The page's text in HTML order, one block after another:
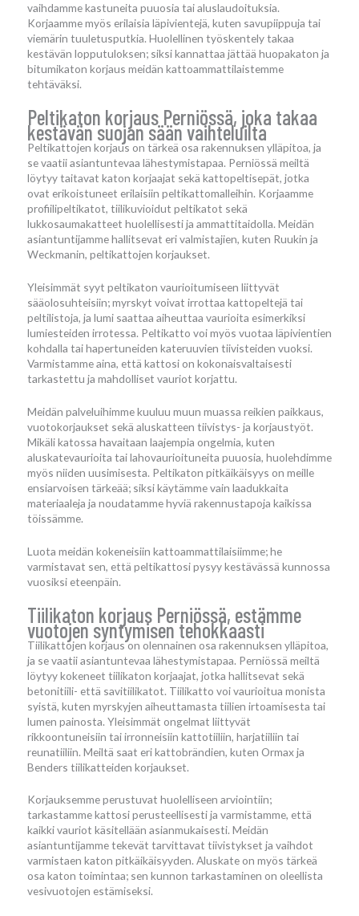
vaihdamme kastuneita puuosia tai aluslaudoituksia.
Korjaamme myös erilaisia läpivientejä, kuten savupiippuja tai
viemärin tuuletusputkia. Huolellinen työskentely takaa
kestävän lopputuloksen; siksi kannattaa jättää huopakaton ja
bitumikaton korjaus meidän kattoammattilaistemme
tehtäväksi.
Peltikaton korjaus Perniössä, joka takaa
kestävän suojan sään vaihteluilta
Peltikattojen korjaus on tärkeä osa rakennuksen ylläpitoa, ja
se vaatii asiantuntevaa lähestymistapaa. Perniössä meiltä
löytyy taitavat katon korjaajat sekä kattopeltisepät, jotka
ovat erikoistuneet erilaisiin peltikattomalleihin. Korjaamme
profiilipeltikatot, tiilikuvioidut peltikatot sekä
lukkosaumakatteet huolellisesti ja ammattitaidolla. Meidän
asiantuntijamme hallitsevat eri valmistajien, kuten Ruukin ja
Weckmanin, peltikattojen korjaukset.
Yleisimmät syyt peltikaton vaurioitumiseen liittyvät
sääolosuhteisiin; myrskyt voivat irrottaa kattopeltejä tai
peltilistoja, ja lumi saattaa aiheuttaa vaurioita esimerkiksi
lumiesteiden irrotessa. Peltikatto voi myös vuotaa läpivientien
kohdalla tai hapertuneiden kateruuvien tiivisteiden vuoksi.
Varmistamme aina, että kattosi on kokonaisvaltaisesti
tarkastettu ja mahdolliset vauriot korjattu.
Meidän palveluihimme kuuluu muun muassa reikien paikkaus,
vuotokorjaukset sekä aluskatteen tiivistys- ja korjaustyöt.
Mikäli katossa havaitaan laajempia ongelmia, kuten
aluskatevaurioita tai lahovaurioituneita puuosia, huolehdimme
myös niiden uusimisesta. Peltikaton pitkäikäisyys on meille
ensiarvoisen tärkeää; siksi käytämme vain laadukkaita
materiaaleja ja noudatamme hyviä rakennustapoja kaikissa
töissämme.
Luota meidän kokeneisiin kattoammattilaisiimme; he
varmistavat sen, että peltikattosi pysyy kestävässä kunnossa
vuosiksi eteenpäin.
Tiilikaton korjaus Perniössä, estämme
vuotojen syntymisen tehokkaasti
Tiilikattojen korjaus on olennainen osa rakennuksen ylläpitoa,
ja se vaatii asiantuntevaa lähestymistapaa. Perniössä meiltä
löytyy kokeneet tiilikaton korjaajat, jotka hallitsevat sekä
betonitiili- että savitiilikatot. Tiilikatto voi vaurioitua monista
syistä, kuten myrskyjen aiheuttamasta tiilien irtoamisesta tai
lumen painosta. Yleisimmät ongelmat liittyvät
rikkoontuneisiin tai irronneisiin kattotiiliin, harjatiiliin tai
reunatiiliin. Meiltä saat eri kattobrändien, kuten Ormax ja
Benders tiilikatteiden korjaukset.
Korjauksemme perustuvat huolelliseen arviointiin;
tarkastamme kattosi perusteellisesti ja varmistamme, että
kaikki vauriot käsitellään asianmukaisesti. Meidän
asiantuntijamme tekevät tarvittavat tiivistykset ja vaihdot
varmistaen katon pitkäikäisyyden. Aluskate on myös tärkeä
osa katon toimintaa; sen kunnon tarkastaminen on oleellista
vesivuotojen estämiseksi.